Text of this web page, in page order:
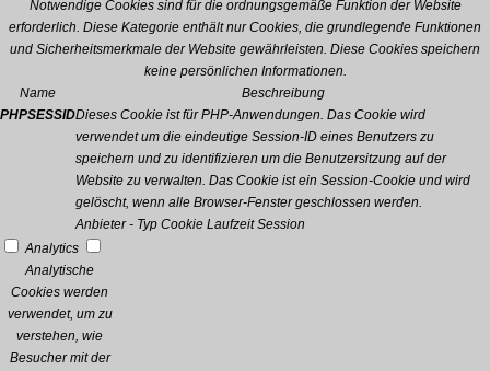
Notwendige Cookies sind für die ordnungsgemäße Funktion der Website
erforderlich. Diese Kategorie enthält nur Cookies, die grundlegende Funktionen
und Sicherheitsmerkmale der Website gewährleisten. Diese Cookies speichern
keine persönlichen Informationen.
Name
Beschreibung
PHPSESSIDDieses Cookie ist für PHP-Anwendungen. Das Cookie wird
verwendet um die eindeutige Session-ID eines Benutzers zu
speichern und zu identifizieren um die Benutzersitzung auf der
Website zu verwalten. Das Cookie ist ein Session-Cookie und wird
gelöscht, wenn alle Browser-Fenster geschlossen werden.
Anbieter - Typ Cookie Laufzeit Session
Analytics
Analytische
Cookies werden
verwendet, um zu
verstehen, wie
Besucher mit der